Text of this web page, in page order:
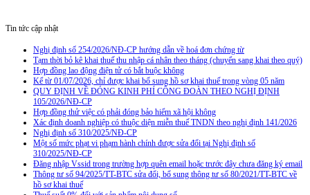
Tin tức cập nhật
Nghị định số 254/2026/NĐ-CP hướng dẫn về hoá đơn chứng từ
Tạm thời bỏ kê khai thuế thu nhập cá nhân theo tháng (chuyển sang khai theo quý)
Hợp đồng lao động điện tử có bắt buộc không
Kể từ 01/07/2026, chỉ được khai bổ sung hồ sơ khai thuế trong vòng 05 năm
QUY ĐỊNH VỀ ĐÓNG KINH PHÍ CÔNG ĐOÀN THEO NGHỊ ĐỊNH
105/2026/NĐ-CP
Hợp đồng thử việc có phải đóng bảo hiểm xã hội không
Xác định doanh nghiệp có thuộc diện miễn thuế TNDN theo nghị định 141/2026
Nghị định số 310/2025/NĐ-CP
Một số mức phạt vi phạm hành chính được sửa đổi tại Nghị định số
310/2025/NĐ-CP
Đăng nhập Vssid trong trường hợp quên email hoặc trước đây chưa đăng ký email
Thông tư số 94/2025/TT-BTC sửa đổi, bổ sung thông tư số 80/2021/TT-BTC về
hồ sơ khai thuế